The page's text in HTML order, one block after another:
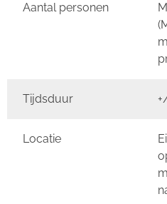
Aantal personen
Tijdsduur
Locatie